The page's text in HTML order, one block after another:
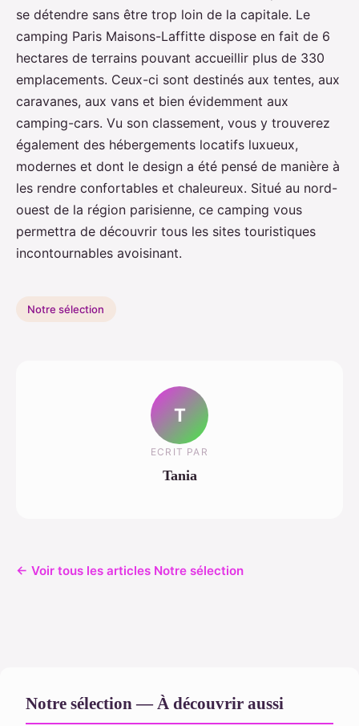
se détendre sans être trop loin de la capitale. Le
camping Paris Maisons-Laffitte dispose en fait de 6
hectares de terrains pouvant accueillir plus de 330
emplacements. Ceux-ci sont destinés aux tentes, aux
caravanes, aux vans et bien évidemment aux
camping-cars. Vu son classement, vous y trouverez
également des hébergements locatifs luxueux,
modernes et dont le design a été pensé de manière à
les rendre confortables et chaleureux. Situé au nord-
ouest de la région parisienne, ce camping vous
permettra de découvrir tous les sites touristiques
incontournables avoisinant.
Notre sélection
T
ECRIT PAR
Tania
← Voir tous les articles Notre sélection
Notre sélection — À découvrir aussi